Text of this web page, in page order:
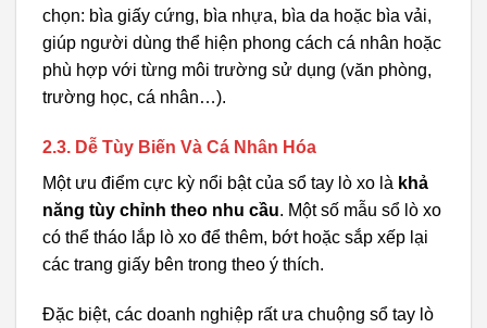
chọn: bìa giấy cứng, bìa nhựa, bìa da hoặc bìa vải,
giúp người dùng thể hiện phong cách cá nhân hoặc
phù hợp với từng môi trường sử dụng (văn phòng,
trường học, cá nhân…).
2.3. Dễ Tùy Biến Và Cá Nhân Hóa
Một ưu điểm cực kỳ nổi bật của sổ tay lò xo là khả
năng tùy chỉnh theo nhu cầu. Một số mẫu sổ lò xo
có thể tháo lắp lò xo để thêm, bớt hoặc sắp xếp lại
các trang giấy bên trong theo ý thích.
Đặc biệt, các doanh nghiệp rất ưa chuộng sổ tay lò